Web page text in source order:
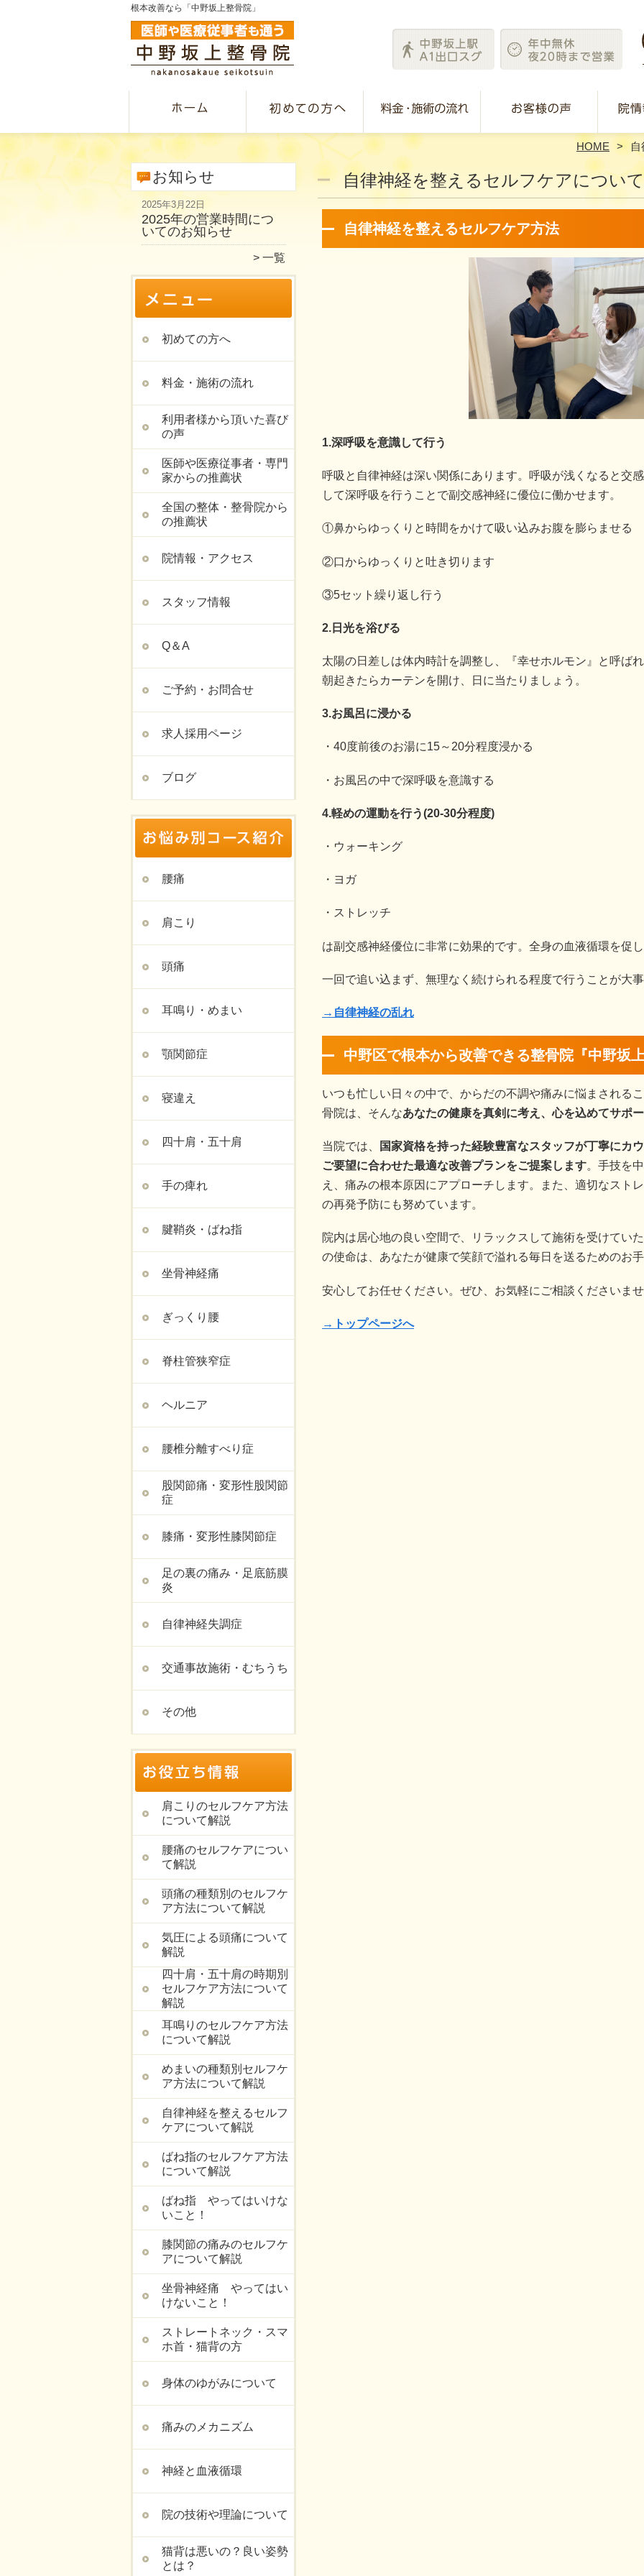
根本改善なら「中野坂上整骨院」
HOME
お知らせ
2025年3月22日
2025年の営業時間につ
いてのお知らせ
一覧
初めての方へ
料金・施術の流れ
利用者様から頂いた喜び
の声
医師や医療従事者・専門
家からの推薦状
全国の整体・整骨院から
の推薦状
院情報・アクセス
スタッフ情報
Q＆A
ご予約・お問合せ
求人採用ページ
ブログ
腰痛
肩こり
頭痛
耳鳴り・めまい
顎関節症
寝違え
四十肩・五十肩
手の痺れ
腱鞘炎・ばね指
坐骨神経痛
ぎっくり腰
脊柱管狭窄症
ヘルニア
腰椎分離すべり症
股関節痛・変形性股関節
症
膝痛・変形性膝関節症
足の裏の痛み・足底筋膜
炎
自律神経失調症
交通事故施術・むちうち
その他
肩こりのセルフケア方法
について解説
腰痛のセルフケアについ
て解説
頭痛の種類別のセルフケ
ア方法について解説
気圧による頭痛について
解説
四十肩・五十肩の時期別
セルフケア方法について
解説
耳鳴りのセルフケア方法
について解説
めまいの種類別セルフケ
ア方法について解説
自律神経を整えるセルフ
ケアについて解説
ばね指のセルフケア方法
について解説
ばね指 やってはいけな
いこと！
膝関節の痛みのセルフケ
アについて解説
坐骨神経痛 やってはい
けないこと！
ストレートネック・スマ
ホ首・猫背の方
身体のゆがみについて
痛みのメカニズム
神経と血液循環
院の技術や理論について
猫背は悪いの？良い姿勢
とは？
自律神経を整えるセルフケアについ
自律神経を整えるセルフケア方法
1.深呼吸を意識して行う
呼吸と自律神経は深い関係にあります。呼吸が浅くなると交
して深呼吸を行うことで副交感神経に優位に働かせます。
①鼻からゆっくりと時間をかけて吸い込みお腹を膨らませる
②口からゆっくりと吐き切ります
③5セット繰り返し行う
2.日光を浴びる
太陽の日差しは体内時計を調整し、『幸せホルモン』と呼ば
朝起きたらカーテンを開け、日に当たりましょう。
3.お風呂に浸かる
・40度前後のお湯に15～20分程度浸かる
・お風呂の中で深呼吸を意識する
4.軽めの運動を行う(20-30分程度)
・ウォーキング
・ヨガ
・ストレッチ
は副交感神経優位に非常に効果的です。全身の血液循環を促
一回で追い込まず、無理なく続けられる程度で行うことが大
→自律神経の乱れ
中野区で根本から改善できる整骨院『中野坂
いつも忙しい日々の中で、からだの不調や痛みに悩まされる
骨院は、そんなあなたの健康を真剣に考え、心を込めてサポ
当院では、
国家資格を持った経験豊富なスタッフが丁寧にカ
ご要望に合わせた最適な改善プランをご提案します。手技を
え、痛みの根本原因にアプローチします。また、適切なスト
の再発予防にも努めています。
院内は居心地の良い空間で、リラックスして施術を受けてい
の使命は、あなたが健康で笑顔で溢れる毎日を送るためのお
安心してお任せください。ぜひ、お気軽にご相談くださいま
→トップページへ